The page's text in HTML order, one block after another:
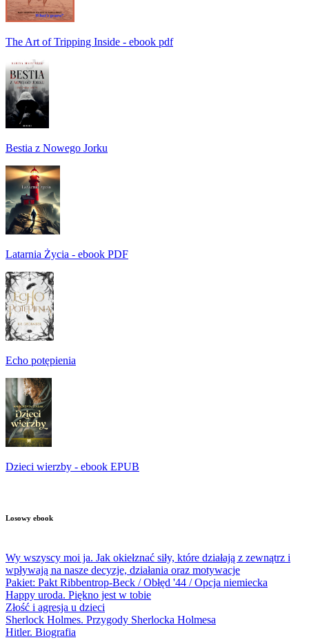
The Art of Tripping Inside - ebook pdf
Bestia z Nowego Jorku
Latarnia Życia - ebook PDF
Echo potępienia
Dzieci wierzby - ebook EPUB
Losowy ebook
Wy wszyscy moi ja. Jak okiełznać siły, które działają z zewnątrz i
wpływają na nasze decyzje, działania oraz motywacje
Pakiet: Pakt Ribbentrop-Beck / Obłęd '44 / Opcja niemiecka
Happy uroda. Piękno jest w tobie
Złość i agresja u dzieci
Sherlock Holmes. Przygody Sherlocka Holmesa
Hitler. Biografia